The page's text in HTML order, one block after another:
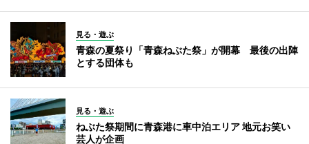
見る・遊ぶ
青森の夏祭り「青森ねぶた祭」が開幕 最後の出陣
とする団体も
見る・遊ぶ
ねぶた祭期間に青森港に車中泊エリア 地元お笑い
芸人が企画